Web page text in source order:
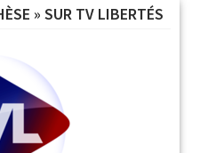
» SUR TV LIBERTÉS